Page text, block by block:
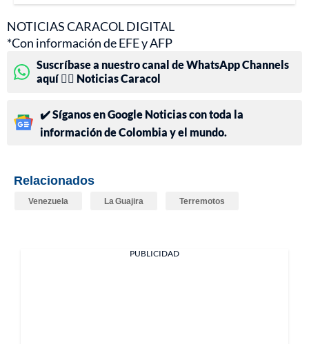
NOTICIAS CARACOL DIGITAL
*Con información de EFE y AFP
Suscríbase a nuestro canal de WhatsApp Channels
aquí 👉🏻 Noticias Caracol
✔️ Síganos en Google Noticias con toda la
información de Colombia y el mundo.
Relacionados
Venezuela La Guajira Terremotos
PUBLICIDAD